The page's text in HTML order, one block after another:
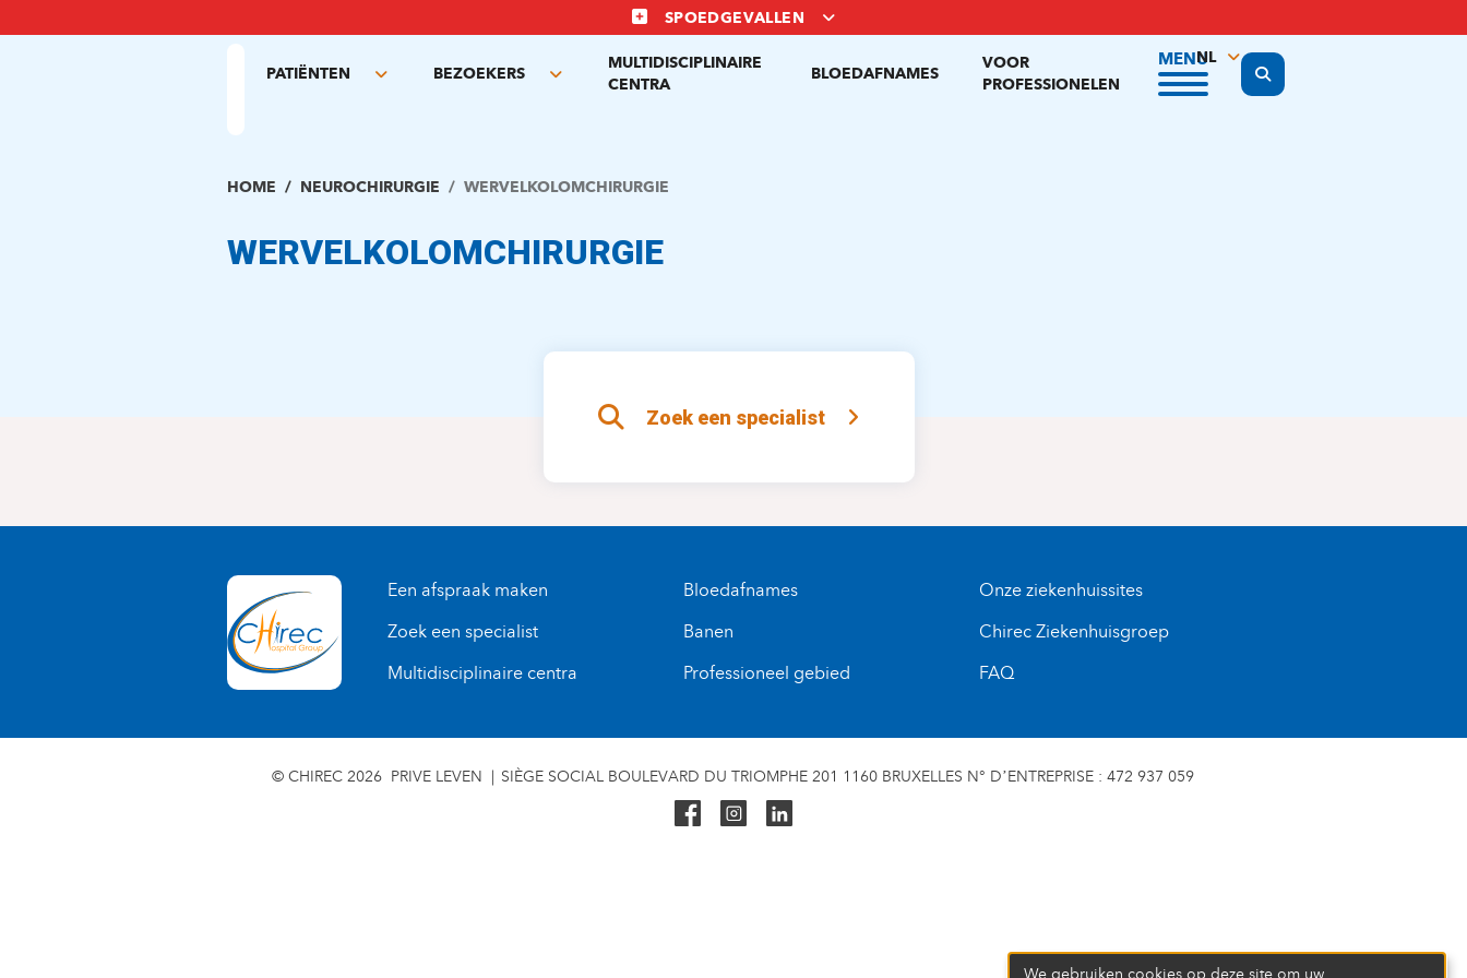
en
SPOEDGEVALLEN
PATIËNTEN
Toggle
BEZOEKERS
Toggle
MULTIDISCIPLINAIRE
CENTRA
BLOEDAFNAMES
VOOR
PROFESSIONELEN
MENU
Display the search form
NL
FR
HOME NEUROCHIRURGIE WERVELKOLOMCHIRURGIE
WERVELKOLOMCHIRURGIE
Zoek een specialist
Een afspraak maken
Zoek een specialist
Multidisciplinaire centra
Bloedafnames
Banen
Professioneel gebied
Onze ziekenhuissites
Chirec Ziekenhuisgroep
FAQ
© CHIREC 2026 PRIVE LEVEN SIÈGE SOCIAL BOULEVARD DU TRIOMPHE 201 1160 BRUXELLES N° D’ENTREPRISE : 472 937 059
We gebruiken cookies op deze site om uw